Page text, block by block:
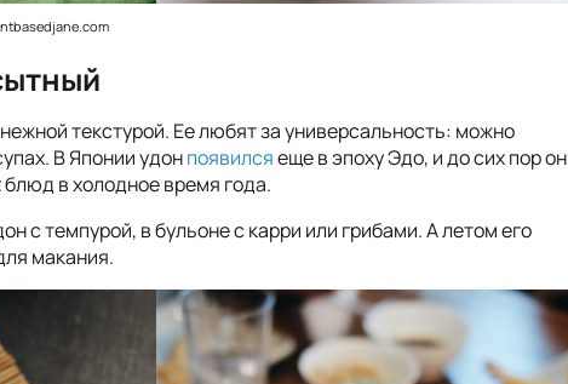
текстурой. Ее любят за универсальность: можно
В Японии удонпоявилсяеще в эпоху Эдо, и до сих пор он
в холодное время года.
с темпурой, в бульоне с карри или грибами. А летом его
макания.